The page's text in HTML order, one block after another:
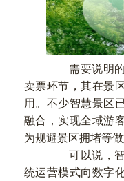
需要说明的
卖票环节，其在景
用。不少智慧景区
融合，实现全域游
为规避景区拥堵等做
可以说，智
统运营模式向数字